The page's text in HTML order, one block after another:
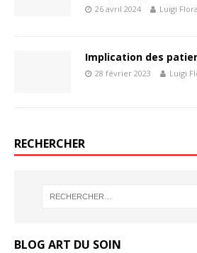
26 avril 2024 Luigi Flora
Implication des
28 février 2023 Luigi
RECHERCHER
BLOG ART DU SOIN